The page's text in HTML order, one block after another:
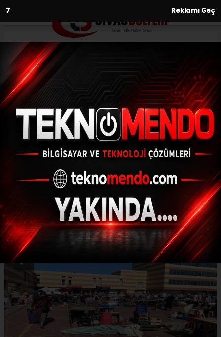
6 Reklamı Geç
Anasayfa Asayiş
Şiddetli lodos sebebiyle
devrilen pazar şemsiyesinin
çarptığı kadın yaralandı
ASAYIŞ
(İHA) - İhlas Haber Ajansı | 30.06.2024 - 01:00, Güncelleme:
30.06.2024 - 00:40
Şiddetli lodos sebebiyle devrilen pazar
şemsiyesinin çarptığı kadın yaralandı
ABONE OL